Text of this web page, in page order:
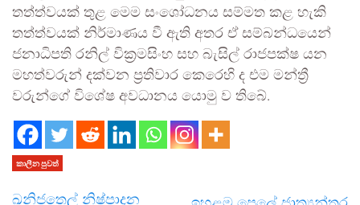
තත්ත්වයක් තුළ මෙම සංශෝධනය සම්මත කළ හැකි
තත්ත්වයක් නිර්මාණය වී ඇති අතර ඒ සම්බන්ධයෙන්
ජනාධිපති රනිල් වික්‍රමසිංහ සහ බැසිල් රාජපක්ෂ යන
මහත්වරුන් දක්වන ප්‍රතිවාර කෙරෙහි ද එම මන්ත්‍රී
වරුන්ගේ විශේෂ අවධානය යොමු ව තිබේ.
කාලීන පුවත්
ඛනිජතෙල් නිෂ්පාදන